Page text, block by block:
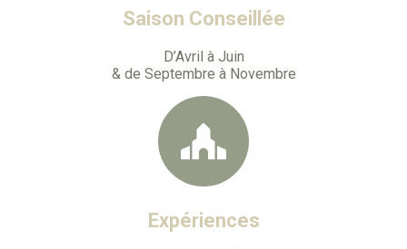
Saison Conseillée
D’Avril à Juin
& de Septembre à Novembre
Expériences